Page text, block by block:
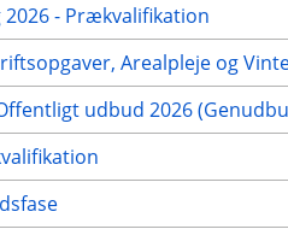
- Prækvalifikation
Arealpleje og
udbud 2026